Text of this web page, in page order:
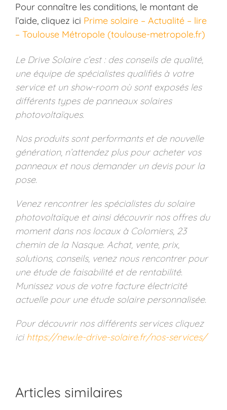
Pour connaître les conditions, le montant de
l’aide, cliquez ici Prime solaire – Actualité – lire
– Toulouse Métropole (toulouse-metropole.fr)
Le Drive Solaire c’est : des conseils de qualité,
une équipe de spécialistes qualifiés à votre
service et un show-room où sont exposés les
différents types de panneaux solaires
photovoltaïques.
Nos produits sont performants et de nouvelle
génération, n’attendez plus pour acheter vos
panneaux et nous demander un devis pour la
pose.
Venez rencontrer les spécialistes du solaire
photovoltaïque et ainsi découvrir nos offres du
moment dans nos locaux à Colomiers, 23
chemin de la Nasque. Achat, vente, prix,
solutions, conseils, venez nous rencontrer pour
une étude de faisabilité et de rentabilité.
Munissez vous de votre facture électricité
actuelle pour une étude solaire personnalisée.
Pour découvrir nos différents services cliquez
ici https://new.le-drive-solaire.fr/nos-services/
Articles similaires